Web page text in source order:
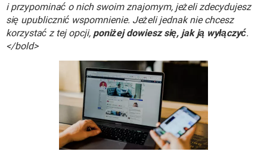
INSTAGRAM FACEBOOK
WINDOWS 10
SPOTIFY NETFLIX
INSTAGRAM FACEBOOK
i przypominać o nich swoim znajomym, jeżeli zdecydujesz
się upublicznić wspomnienie. Jeżeli jednak nie chcesz
korzystać z tej opcji, poniżej dowiesz się, jak ją wyłączyć.
</bold>